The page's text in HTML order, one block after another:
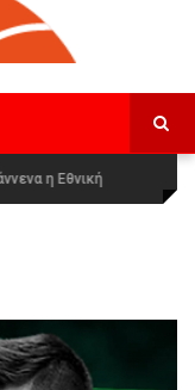
Women
η Εθνική